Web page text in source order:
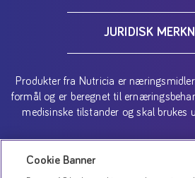
JURIDISK
Produkter fra Nutricia er
formål og er beregnet til
medisinske tilstander og skal brukes
Copyright (C) 2026
Cookie Banner